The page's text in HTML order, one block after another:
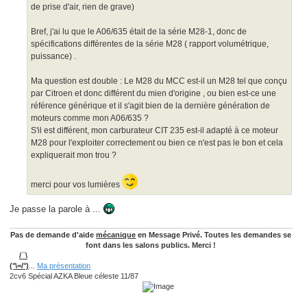
de prise d'air, rien de grave)
Bref, j'ai lu que le A06/635 était de la série M28-1, donc de
spécifications différentes de la série M28 ( rapport volumétrique,
puissance) .
Ma question est double : Le M28 du MCC est-il un M28 tel que conçu
par Citroen et donc différent du mien d'origine , ou bien est-ce une
référence générique et il s'agit bien de la dernière génération de
moteurs comme mon A06/635 ?
S'il est différent, mon carburateur CIT 235 est-il adapté à ce moteur
M28 pour l'exploiter correctement ou bien ce n'est pas le bon et cela
expliquerait mon trou ?
merci pour vos lumières
Je passe la parole à ...
Pas de demande d'aidemécanique en Message Privé. Toutes les demandes se
font dans les salons publics. Merci !
/¯\
(°\=/°)
Ma présentation
2cv6 Spécial AZKA Bleue céleste 11/87